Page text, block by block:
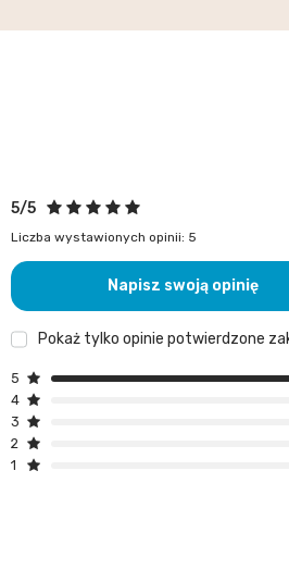
5/5
Liczba wystawionych opinii: 5
Napisz swoją opinię
Pokaż tylko opinie potwierdzone
5
4
3
2
1